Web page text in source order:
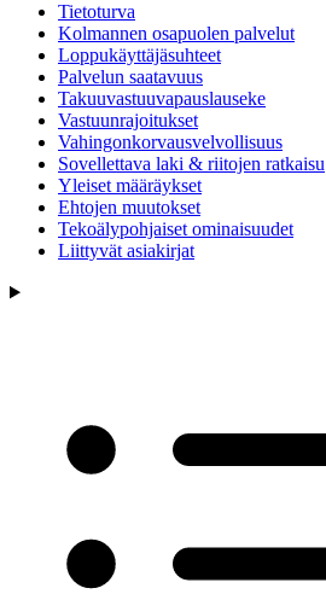
Tietoturva
Kolmannen osapuolen palvelut
Loppukäyttäjäsuhteet
Palvelun saatavuus
Takuuvastuuvapauslauseke
Vastuunrajoitukset
Vahingonkorvausvelvollisuus
Sovellettava laki & riitojen ratkaisu
Yleiset määräykset
Ehtojen muutokset
Tekoälypohjaiset ominaisuudet
Liittyvät asiakirjat